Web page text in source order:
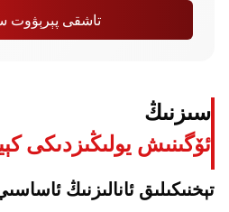
تاشقى پېرېۋوت
سىزنىڭ
ئۆگىنىش يولىڭىزدىكى
تېخنىكىلىق ئانالىزنىڭ